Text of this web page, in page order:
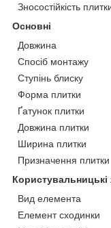
Зносостійкість
Основні
Довжина
Спосіб монтажу
Ступінь блиску
Форма плитки
Ґатунок плитки
Довжина плитки
Ширина плитки
Призначення плитки
Користувальницькі
Вид елемента
Елемент сходинки